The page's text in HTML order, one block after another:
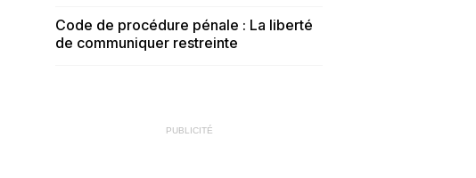
Code de procédure pénale : La liberté
de communiquer restreinte
PUBLICITÉ